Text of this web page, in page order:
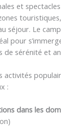
et
séjour. Le
pour
de sérénité et
activités
:
dans les